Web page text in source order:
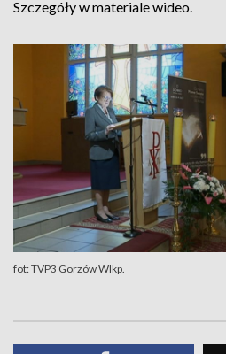
Szczegóły w materiale wideo.
fot: TVP3 Gorzów Wlkp.